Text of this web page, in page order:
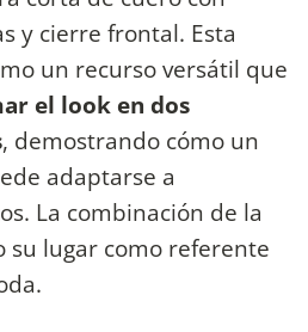
y cierre frontal. Esta
un recurso versátil que
el look en dos
, demostrando cómo un
adaptarse a
La combinación de la
su lugar como referente